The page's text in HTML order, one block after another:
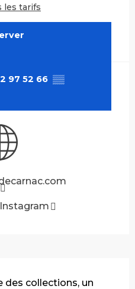
les tarifs
97 52 66 ▒▒
des collections, un